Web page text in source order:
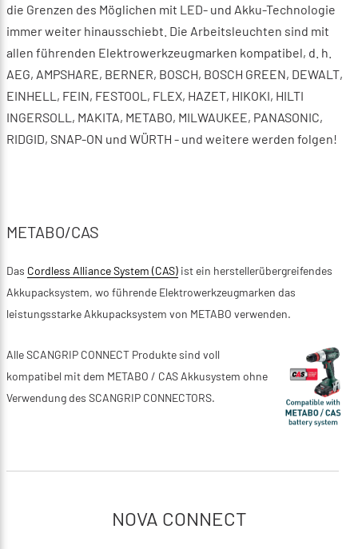
die Grenzen des Möglichen mit LED- und Akku-Technologie
immer weiter hinausschiebt. Die Arbeitsleuchten sind mit
allen führenden Elektrowerkzeugmarken kompatibel, d. h.
AEG, AMPSHARE, BERNER, BOSCH, BOSCH GREEN, DEWALT,
EINHELL, FEIN, FESTOOL, FLEX, HAZET, HIKOKI, HILTI
INGERSOLL, MAKITA, METABO, MILWAUKEE, PANASONIC,
RIDGID, SNAP-ON und WÜRTH - und weitere werden folgen!
METABO/CAS
Das Cordless Alliance System (CAS) ist ein herstellerübergreifendes
Akkupacksystem, wo führende Elektrowerkzeugmarken das
leistungsstarke Akkupacksystem von METABO verwenden.
Alle SCANGRIP CONNECT Produkte sind voll
kompatibel mit dem METABO / CAS Akkusystem ohne
Verwendung des SCANGRIP CONNECTORS.
NOVA CONNECT